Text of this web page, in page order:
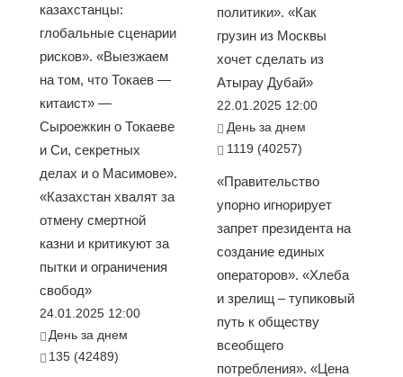
казахстанцы:
глобальные сценарии
рисков». «Выезжаем
на том, что Токаев —
китаист» —
Сыроежкин о Токаеве
и Си, секретных
делах и о Масимове».
«Казахстан хвалят за
отмену смертной
казни и критикуют за
пытки и ограничения
свобод»
24.01.2025 12:00
День за днем
135 (42489)
политики». «Как
грузин из Москвы
хочет сделать из
Атырау Дубай»
22.01.2025 12:00
День за днем
1119 (40257)
«Правительство
упорно игнорирует
запрет президента на
создание единых
операторов». «Хлеба
и зрелищ – тупиковый
путь к обществу
всеобщего
потребления». «Цена